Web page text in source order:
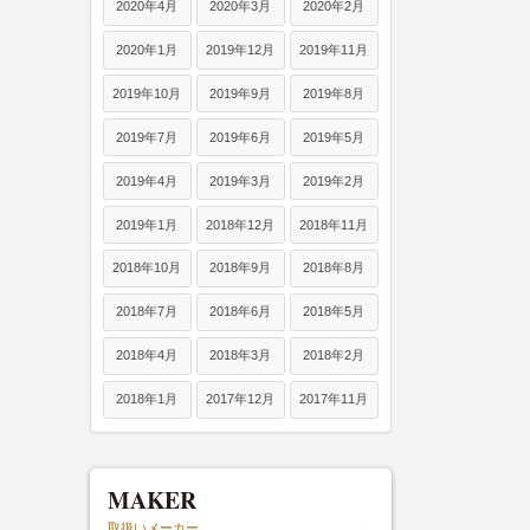
2020年4月 2020年3月 2020年2月
2020年1月 2019年12月 2019年11月
2019年10月 2019年9月 2019年8月
2019年7月 2019年6月 2019年5月
2019年4月 2019年3月 2019年2月
2019年1月 2018年12月 2018年11月
2018年10月 2018年9月 2018年8月
2018年7月 2018年6月 2018年5月
2018年4月 2018年3月 2018年2月
2018年1月 2017年12月 2017年11月
MAKER